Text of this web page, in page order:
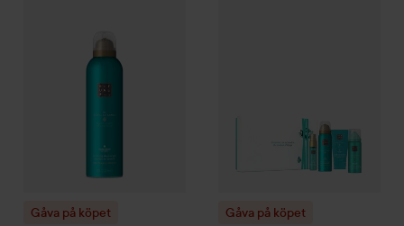
Gåva på köpet Gåva på köpet